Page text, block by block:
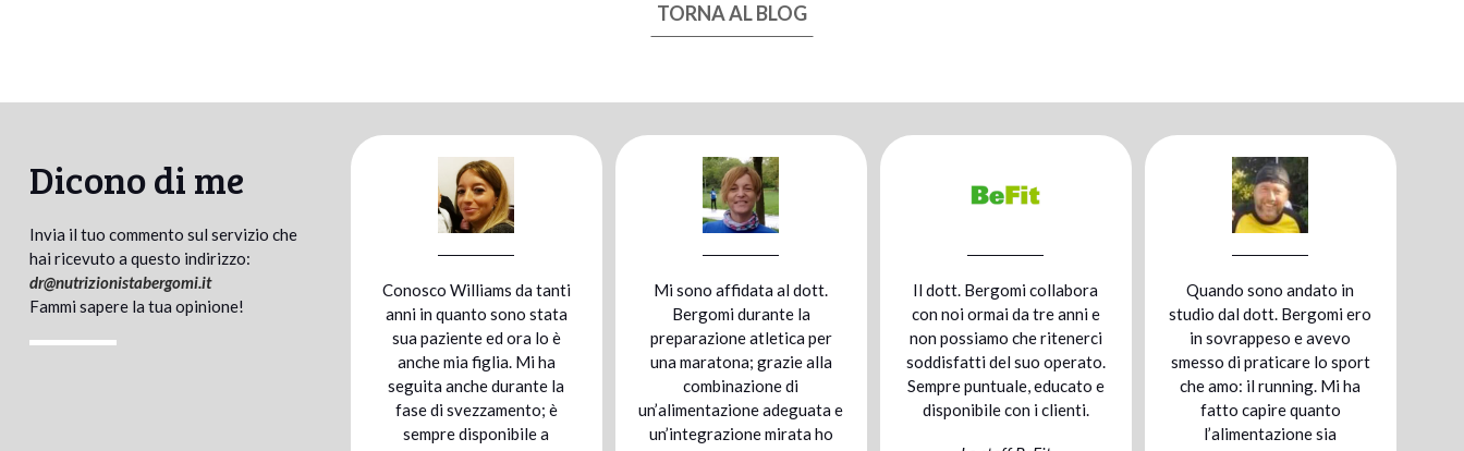
TORNA AL BLOG
Dicono di me
Invia il tuo commento sul servizio che
hai ricevuto a questo indirizzo:
dr@nutrizionistabergomi.it
Fammi sapere la tua opinione!
portato ad
davvero
Conosco Williams da tanti
anni in quanto sono stata
Mi sono affidata al dott.
Bergomi durante la
preparazione atletica per
una maratona; grazie alla
combinazione di
un’alimentazione adeguata e
un’integrazione mirata ho
Il dott. Bergomi collabora
con noi ormai da tre anni e
non possiamo che ritenerci
soddisfatti del suo operato.
Sempre puntuale, educato e
disponibile con i clienti.
Quando sono andato in
studio dal dott. Bergomi ero
in sovrappeso e avevo
smesso di praticare lo sport
che amo: il running. Mi ha
fatto capire quanto
Mi sono affidata a Williams
in quanto mi è stata
diagnosticata
un’intolleranza al glutine. Ho
dovuto cambiare molti
elementi della mia
alimentazione quotidiana,